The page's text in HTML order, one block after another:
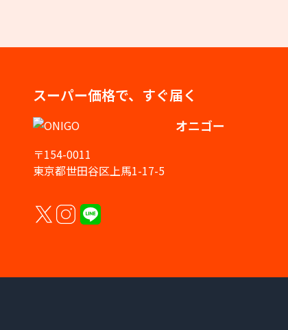
スーパー価格で、すぐ届く
オニゴー
〒154-0011
東京都世田谷区上馬1-17-5